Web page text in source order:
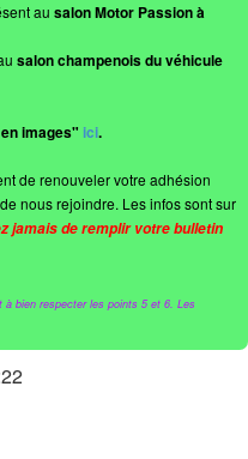
au salon Motor Passion à
salon champenois du véhicule
images" ici.
de renouveler votre adhésion
nous rejoindre. Les infos sont sur
jamais de remplir votre bulletin
bien respecter les points 5 et 6. Les